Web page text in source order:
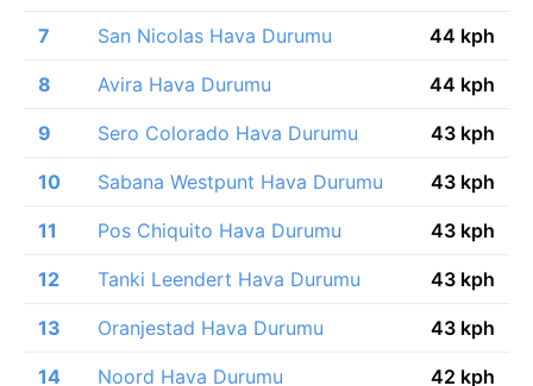
7 San Nicolas Hava Durumu 44 kph
8 Avira Hava Durumu 44 kph
9 Sero Colorado Hava Durumu 43 kph
10 Sabana Westpunt Hava Durumu 43 kph
11 Pos Chiquito Hava Durumu 43 kph
12 Tanki Leendert Hava Durumu 43 kph
13 Oranjestad Hava Durumu 43 kph
14 Noord Hava Durumu 42 kph